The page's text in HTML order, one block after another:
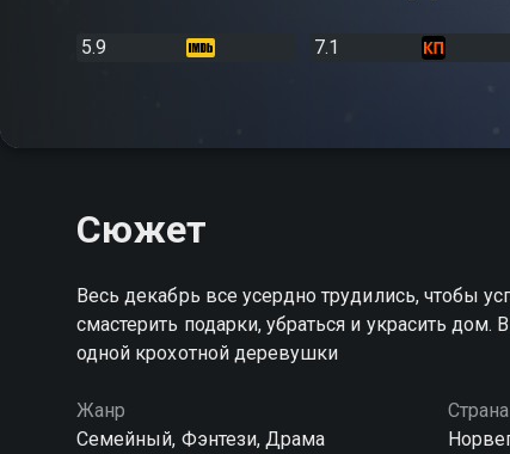
5.9 7.1
Сюжет
Весь декабрь все усердно трудились, чтобы
смастерить подарки, убраться и украсить
одной крохотной деревушки
Жанр
Семейный, Фэнтези, Драма
Страна